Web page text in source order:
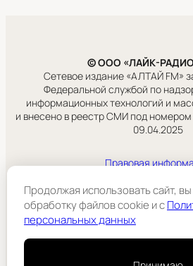
© ООО «ЛАЙК-
Сетевое издание «АЛТАЙ FM»
Федеральной службой по
информационных технологий и
и внесено в реестр СМИ под
09.04.2025
Правовая
ООО «ЛАЙК-
Подробнее
Продолжая использовать сайт,
обработку файлов cookie и c
персональных данных